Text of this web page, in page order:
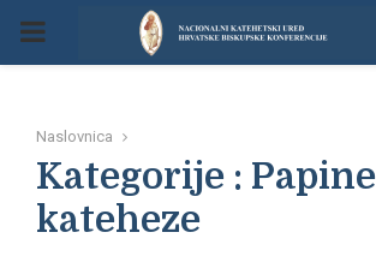
P
M
Naslovnica
Kategorije : Papine
kateheze